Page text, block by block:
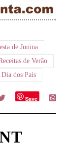
de Junina
de Verão
Dia dos Pais
Save